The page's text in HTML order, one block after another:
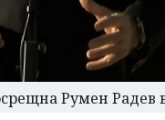
Румен Радев